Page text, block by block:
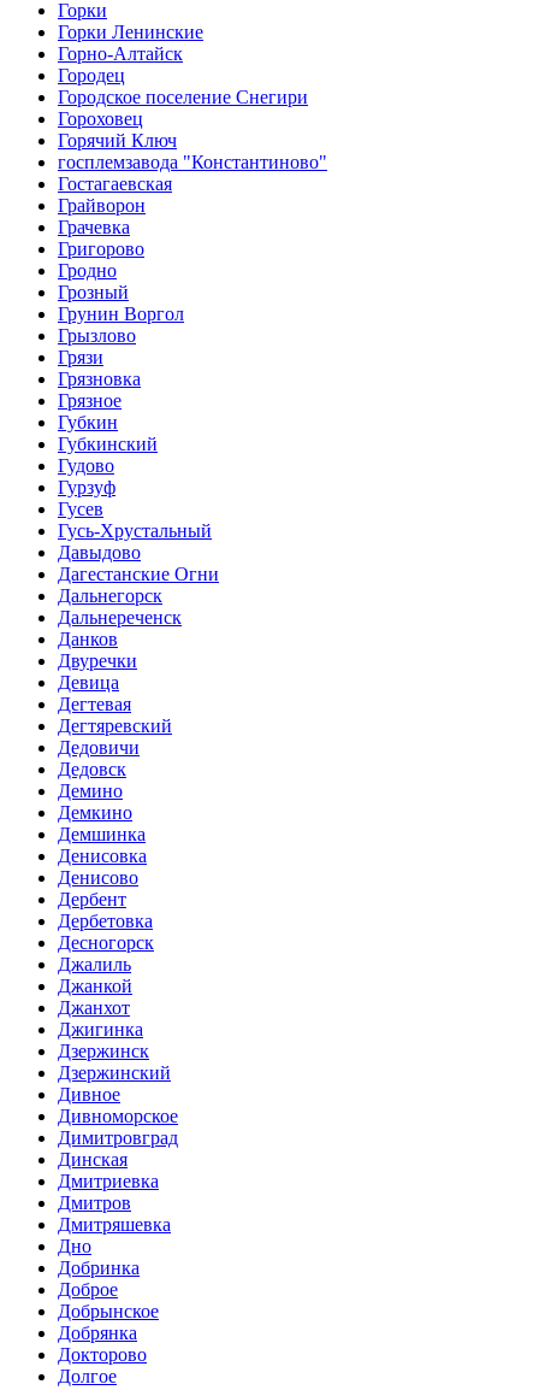
Горки
Горки Ленинские
Горно-Алтайск
Городец
Городское поселение Снегири
Гороховец
Горячий Ключ
госплемзавода "Константиново"
Гостагаевская
Грайворон
Грачевка
Григорово
Гродно
Грозный
Грунин Воргол
Грызлово
Грязи
Грязновка
Грязное
Губкин
Губкинский
Гудово
Гурзуф
Гусев
Гусь-Хрустальный
Давыдово
Дагестанские Огни
Дальнегорск
Дальнереченск
Данков
Двуречки
Девица
Дегтевая
Дегтяревский
Дедовичи
Дедовск
Демино
Демкино
Демшинка
Денисовка
Денисово
Дербент
Дербетовка
Десногорск
Джалиль
Джанкой
Джанхот
Джигинка
Дзержинск
Дзержинский
Дивное
Дивноморское
Димитровград
Динская
Дмитриевка
Дмитров
Дмитряшевка
Дно
Добринка
Доброе
Добрынское
Добрянка
Докторово
Долгое